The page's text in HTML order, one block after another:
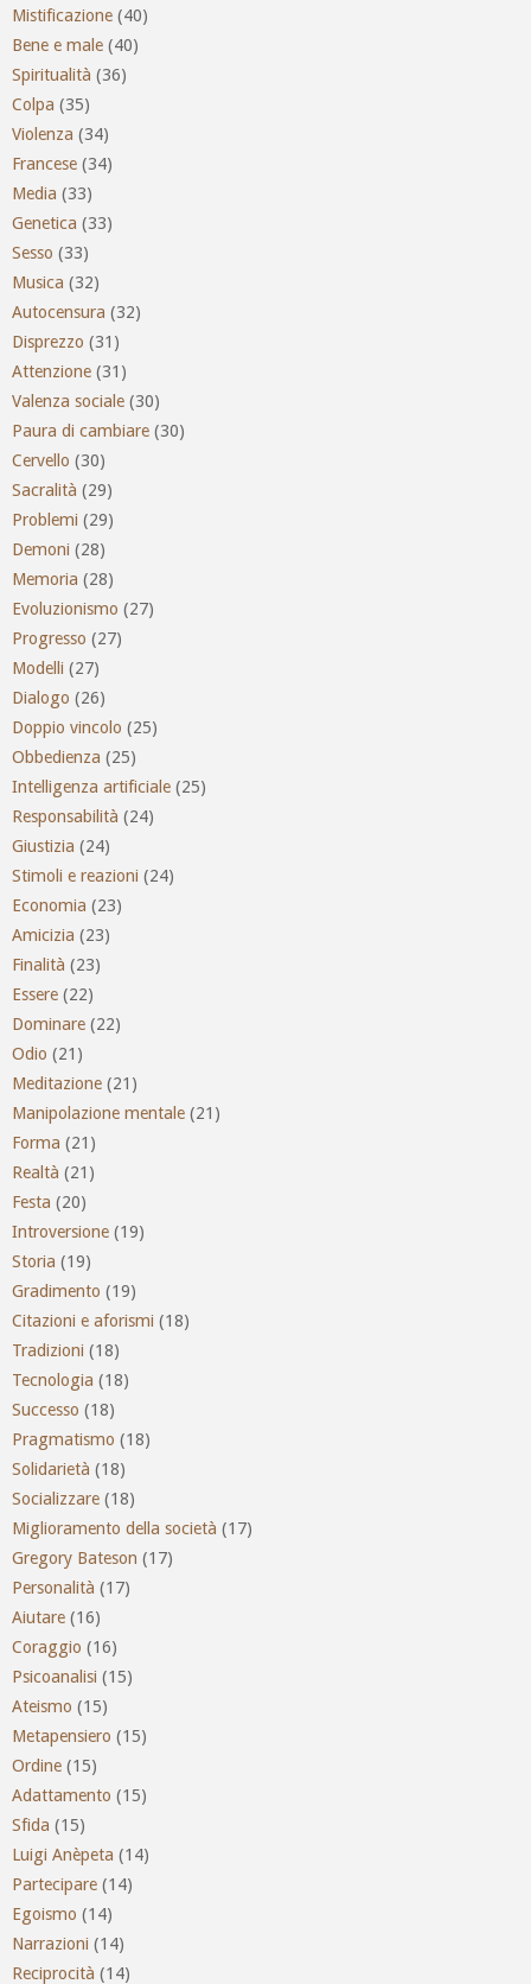
Mistificazione (40)
Bene e male (40)
Spiritualità (36)
Colpa (35)
Violenza (34)
Francese (34)
Media (33)
Genetica (33)
Sesso (33)
Musica (32)
Autocensura (32)
Disprezzo (31)
Attenzione (31)
Valenza sociale (30)
Paura di cambiare (30)
Cervello (30)
Sacralità (29)
Problemi (29)
Demoni (28)
Memoria (28)
Evoluzionismo (27)
Progresso (27)
Modelli (27)
Dialogo (26)
Doppio vincolo (25)
Obbedienza (25)
Intelligenza artificiale (25)
Responsabilità (24)
Giustizia (24)
Stimoli e reazioni (24)
Economia (23)
Amicizia (23)
Finalità (23)
Essere (22)
Dominare (22)
Odio (21)
Meditazione (21)
Manipolazione mentale (21)
Forma (21)
Realtà (21)
Festa (20)
Introversione (19)
Storia (19)
Gradimento (19)
Citazioni e aforismi (18)
Tradizioni (18)
Tecnologia (18)
Successo (18)
Pragmatismo (18)
Solidarietà (18)
Socializzare (18)
Miglioramento della società (17)
Gregory Bateson (17)
Personalità (17)
Aiutare (16)
Coraggio (16)
Psicoanalisi (15)
Ateismo (15)
Metapensiero (15)
Ordine (15)
Adattamento (15)
Sfida (15)
Luigi Anèpeta (14)
Partecipare (14)
Egoismo (14)
Narrazioni (14)
Reciprocità (14)